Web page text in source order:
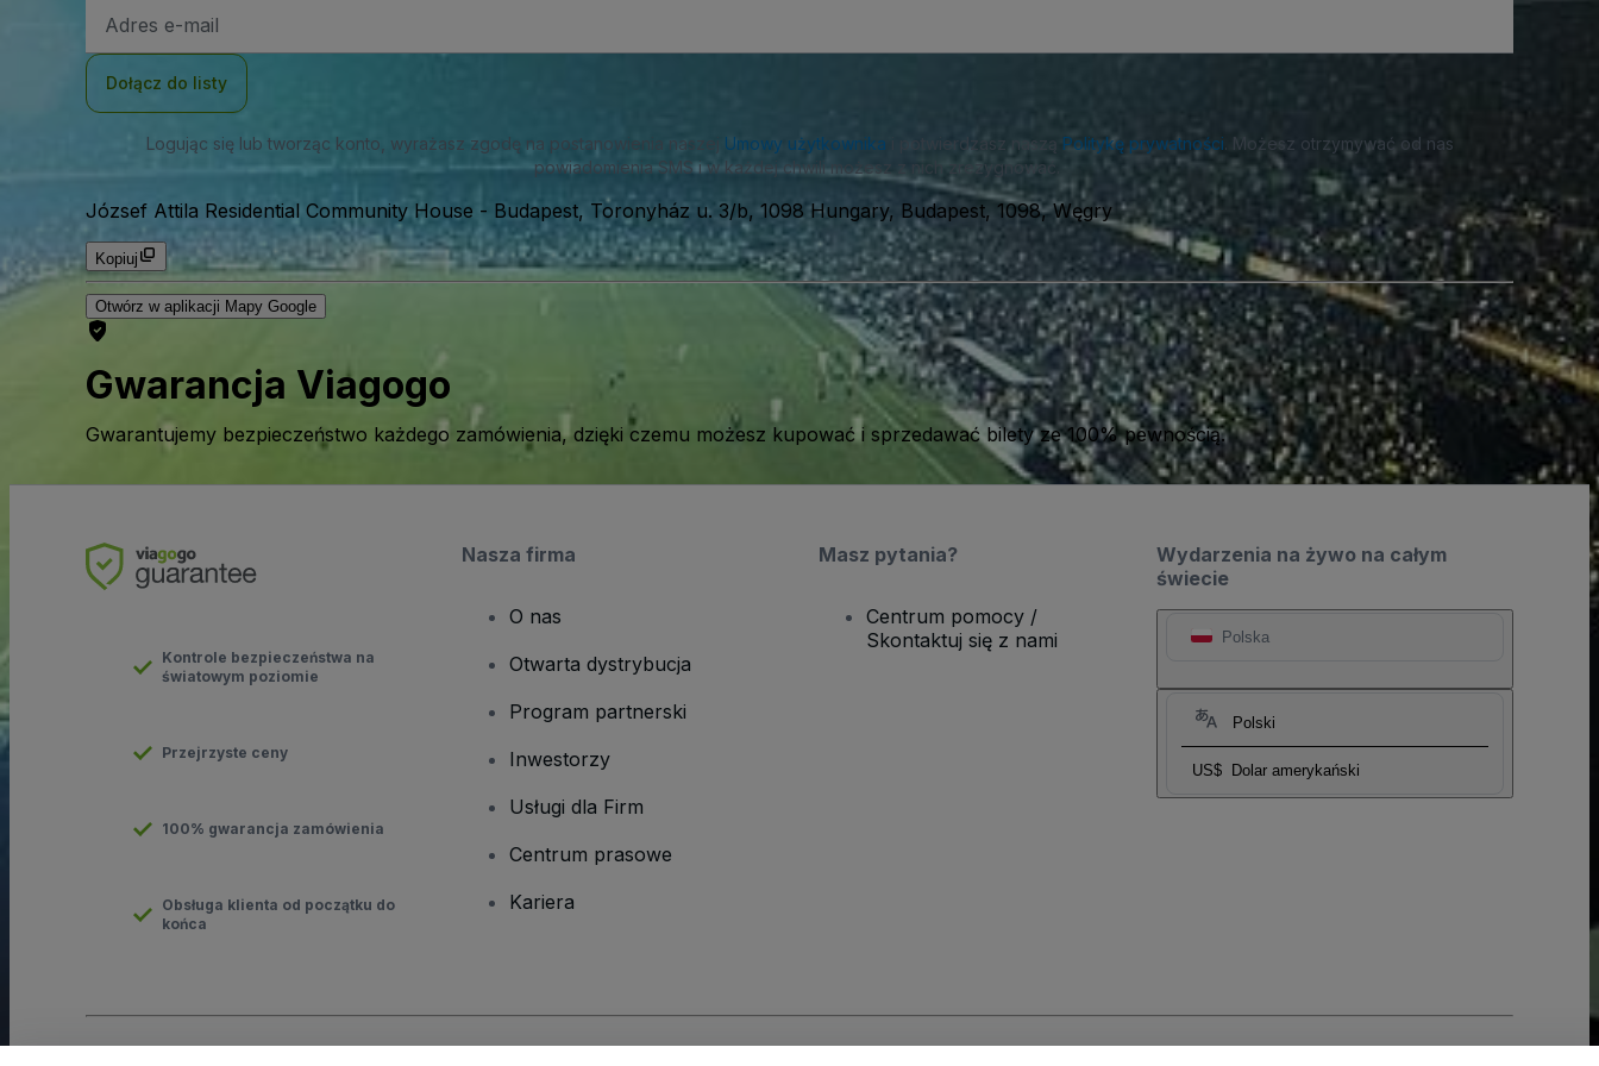
e-
Dołącz do listy
Logując się lub tworząc konto, wyrażasz zgodę na postanowienia naszej Umowy użytkownika i potwierdzasz naszą Politykę prywatności . Możesz otrzymywać od nas
powiadomienia SMS i w każdej chwili możesz z nich zrezygnować.
József Attila Residential Community House - Budapest, Toronyház u. 3/b, 1098 Hungary, Budapest, 1098, Węgry
Kopiuj
Otwórz w aplikacji Mapy Google
Gwarancja Viagogo
Gwarantujemy bezpieczeństwo każdego zamówienia, dzięki czemu możesz kupować i sprzedawać bilety ze 100% pewnością.
Wydarzenia na żywo na całym
świecie
Polska
Polski
US$ Dolar amerykański
Kontrole bezpieczeństwa na
światowym poziomie
Przejrzyste ceny
100% gwarancja zamówienia
Obsługa klienta od początku do
końca
Nasza firma
O nas
Otwarta dystrybucja
Program partnerski
Inwestorzy
Usługi dla Firm
Centrum prasowe
Kariera
Masz pytania?
Centrum pomocy /
Skontaktuj się z nami